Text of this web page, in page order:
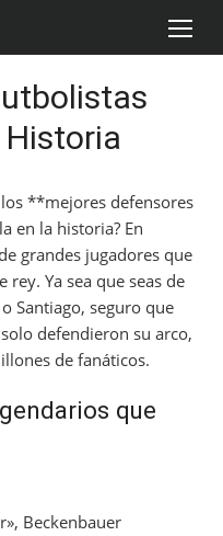
Historia
**mejores defensores
en la historia? En
grandes jugadores que
Ya sea que seas de
Santiago, seguro que
defendieron su arco,
de fanáticos.
que
Beckenbauer